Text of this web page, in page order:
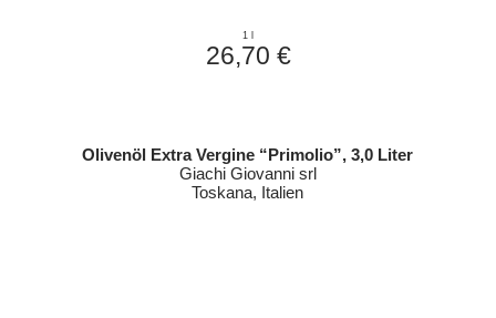
1 l
26,70 €
Olivenöl Extra Vergine “Primolio”, 3,0 Liter
Giachi Giovanni srl
Toskana, Italien